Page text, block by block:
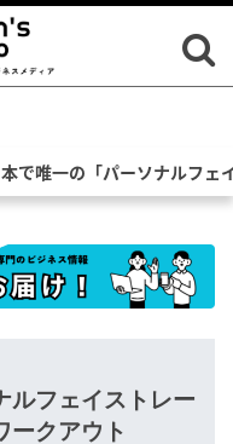
で唯一の「パーソナルフェ
ルフェイストレー
ークアウト